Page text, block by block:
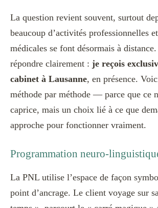
La question revient souvent, surtout
beaucoup d’activités professionnelles
médicales se font désormais à
répondre clairement : je reçois
cabinet à Lausanne, en présence.
méthode par méthode — parce que ce
caprice, mais un choix lié à ce que
approche pour fonctionner vraiment.
Programmation neuro-
La PNL utilise l’espace de façon
point d’ancrage. Le client voyage sur